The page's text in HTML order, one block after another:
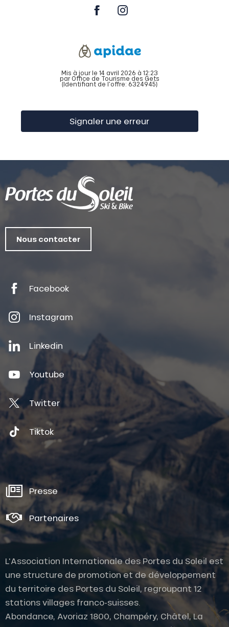
Mis à jour le 14 avril 2026 à 12:23
par Office de Tourisme des Gets
(Identifiant de l'offre: 6324945)
Signaler une erreur
Nous contacter
Facebook
Instagram
Linkedin
Youtube
Twitter
Tiktok
Presse
Partenaires
L'Association Internationale des Portes du Soleil est
une structure de promotion et de développement
du territoire des Portes du Soleil, regroupant 12
stations villages franco-suisses.
Abondance, Avoriaz 1800, Champéry, Châtel, La